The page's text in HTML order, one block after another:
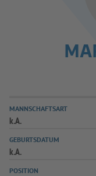
SPIELBETRIEB &
AUSBILDUNG &
MANNSCHAFTSART
k.A.
GEBURTSDATUM
k.A.
POSITION